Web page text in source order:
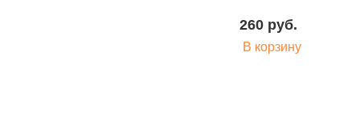
260 руб.
В корзину